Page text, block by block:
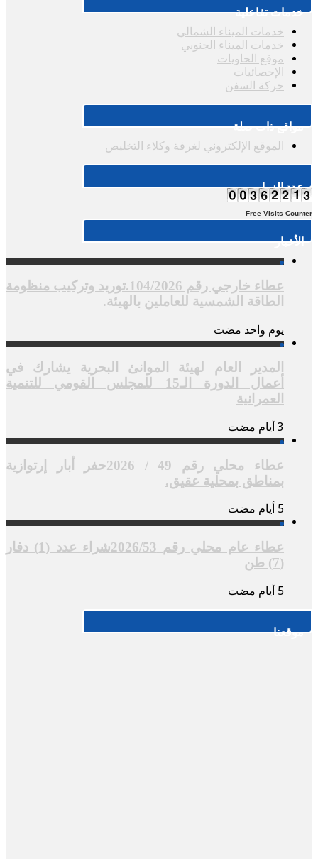
خدمات تفاعلية
خدمات الميناء الشمالي
خدمات الميناء الجنوبي
موقع الحاويات
الإحصائيات
حركة السفن
مواقع ذات صلة
الموقع الإلكتروني لغرفة وكلاء التخليص
عدد الزوار
Free Visits Counter
الأخبار
عطاء خارجي رقم 104/2026.توريد وتركيب منظومة
الطاقة الشمسية للعاملين بالهيئة.
‏يوم واحد مضت
المدير العام لهيئة الموانئ البحرية يشارك في
أعمال الدورة الـ15 للمجلس القومي للتنمية
العمرانية
عطاء محلي رقم 49 / 2026حفر أبار إرتوازية
بمناطق بمحلية عقيق.
عطاء عام محلي رقم 2026/53شراء عدد (1) دفار
(7) طن
موقعنا